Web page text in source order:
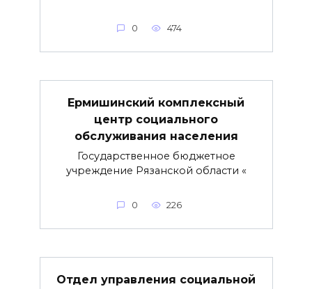
0 474
Ермишинский комплексный
центр социального
обслуживания населения
Государственное бюджетное
учреждение Рязанской области «
0 226
Отдел управления социальной